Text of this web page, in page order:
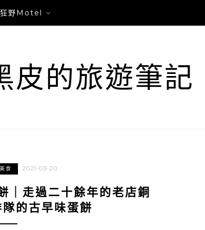
狂野Motel
皮的旅遊筆記
美食 2021-03-20
｜走過二十餘年的老店銅
的古早味蛋餅